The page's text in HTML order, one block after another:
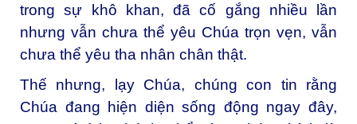
trong sự khô khan, đã cố gắng nhiều lần
nhưng vẫn chưa thể yêu Chúa trọn vẹn, vẫn
chưa thể yêu tha nhân chân thật.
Thế nhưng, lạy Chúa, chúng con tin rằng
Chúa đang hiện diện sống động ngay đây,